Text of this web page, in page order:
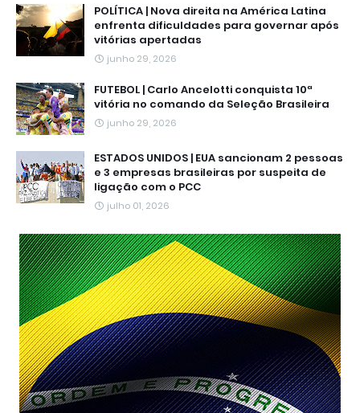
POLÍTICA | Nova direita na América Latina
enfrenta dificuldades para governar após
vitórias apertadas
junho 29, 2026
FUTEBOL | Carlo Ancelotti conquista 10ª
vitória no comando da Seleção Brasileira
junho 29, 2026
ESTADOS UNIDOS | EUA sancionam 2 pessoas
e 3 empresas brasileiras por suspeita de
ligação com o PCC
julho 01, 2026